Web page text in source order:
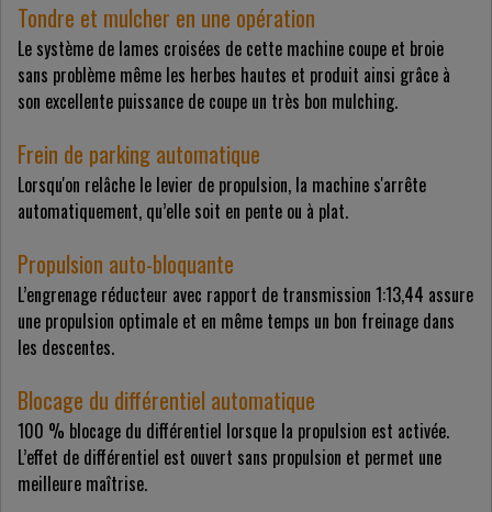
Tondre et mulcher en une opération
Le système de lames croisées de cette machine coupe et broie
sans problème même les herbes hautes et produit ainsi grâce à
son excellente puissance de coupe un très bon mulching.
Frein de parking automatique
Lorsqu'on relâche le levier de propulsion, la machine s'arrête
automatiquement, qu’elle soit en pente ou à plat.
Propulsion auto-bloquante
L’engrenage réducteur avec rapport de transmission 1:13,44 assure
une propulsion optimale et en même temps un bon freinage dans
les descentes.
Blocage du différentiel automatique
100 % blocage du différentiel lorsque la propulsion est activée.
L’effet de différentiel est ouvert sans propulsion et permet une
meilleure maîtrise.